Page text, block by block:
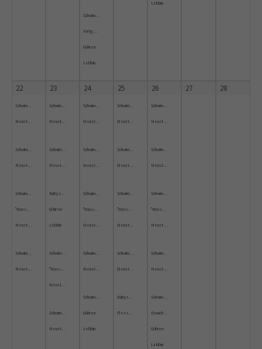
Schwimmkurs
Fortgeschrittene
Göhren-
Lebbin
Lebbin
22
Schwimmkurs
Neustrelitz
Schwimmkurs
Neustrelitz
Schwimmkurs
"Wassergewöhnung"
Neustrelitz
Schwimmkurs
Neustrelitz
23
Schwimmkurs
Neustrelitz
Schwimmkurs
Neustrelitz
Babyschwimmen
Göhren-
Lebbin
Schwimmkurs
"Wassergewöhnung"
Neustrelitz
Schwimmkurs
Neustrelitz
24
Schwimmkurs
Neustrelitz
Schwimmkurs
Neustrelitz
Schwimmkurs
"Wassergewöhnung"
Neustrelitz
Schwimmkurs
Neustrelitz
Schwimmkurs
Göhren-
Lebbin
25
Schwimmkurs
Neustrelitz
Schwimmkurs
Neustrelitz
Schwimmkurs
"Wassergewöhnung"
Neustrelitz
Schwimmkurs
Neustrelitz
Babyschwimmkurs
Fleesensee
26
Schwimmkurs
Neustrelitz
Schwimmkurs
Neustrelitz
Schwimmkurs
"Wassergewöhnung"
Neustrelitz
Schwimmkurs
Neustrelitz
Schwimmkurs
Erwachsene
Göhren-
Lebbin
27 28